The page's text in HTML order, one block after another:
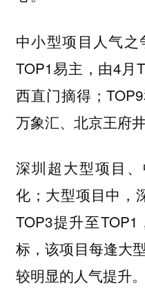
中小型项目人气之
TOP1易主，由4月
西直门摘得；
万象汇、北京王府
深圳超大型项目
化；大型项目中，
TOP3提升至
标，该项目每逢大
较明显的人气提升。